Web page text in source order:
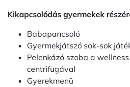
Kikapcsolódás gyermekek
Babapancsoló
Gyermekjátszó sok-sok
Pelenkázó szoba a
centrifugával
Gyerekmenü